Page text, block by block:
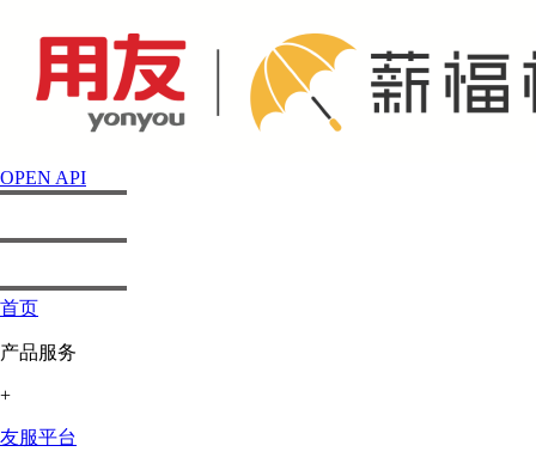
OPEN API
首页
产品服务
+
友服平台